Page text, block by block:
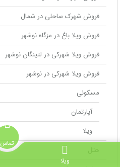
فروش شهرک ساحلی در شمال
فروش ویلا باغ در مزگاه نوشهر
فروش ویلا شهرکی در لتینگان نوشهر
فروش ویلا شهرکی در نوشهر
مسکونی
آپارتمان
ویلا
ویلا
تماس